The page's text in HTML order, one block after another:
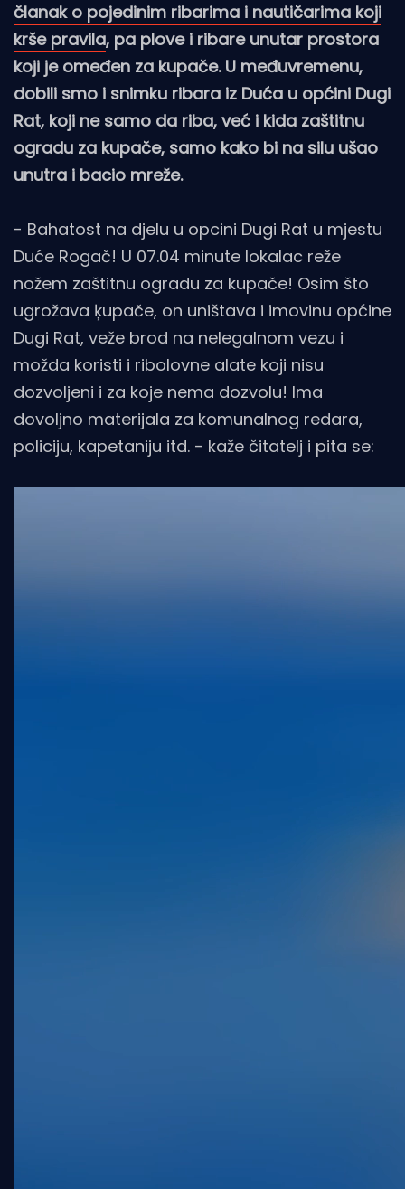
članak o pojedinim ribarima i nautičarima koji
krše pravila, pa plove i ribare unutar prostora
koji je omeđen za kupače. U međuvremenu,
dobili smo i snimku ribara iz Duća u općini Dugi
Rat, koji ne samo da riba, već i kida zaštitnu
ogradu za kupače, samo kako bi na silu ušao
unutra i bacio mreže.
- Bahatost na djelu u opcini Dugi Rat u mjestu
Duće Rogač! U 07.04 minute lokalac reže
nožem zaštitnu ogradu za kupače! Osim što
ugrožava ķupače, on uništava i imovinu općine
Dugi Rat, veže brod na nelegalnom vezu i
možda koristi i ribolovne alate koji nisu
dozvoljeni i za koje nema dozvolu! Ima
dovoljno materijala za komunalnog redara,
policiju, kapetaniju itd. - kaže čitatelj i pita se: